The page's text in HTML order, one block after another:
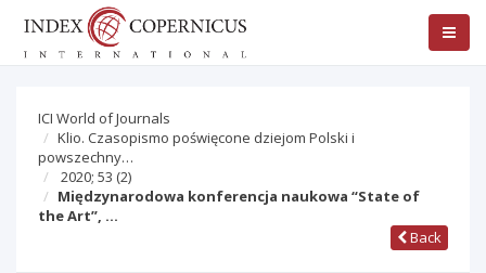
ICI World of Journals
Klio. Czasopismo poświęcone dziejom Polski i
powszechny…
2020; 53 (2)
Międzynarodowa konferencja naukowa “State of
the Art”, …
Back